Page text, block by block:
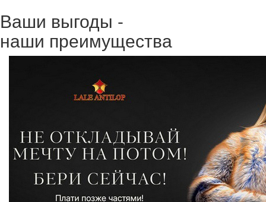
Ваши выгоды -
наши преимущества